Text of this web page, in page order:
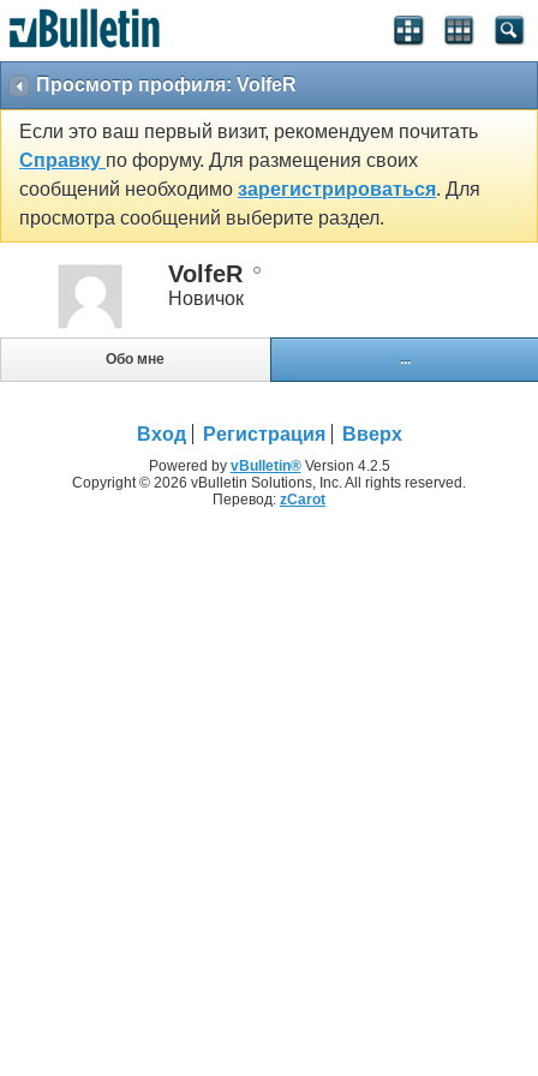
Просмотр профиля: VolfeR
Если это ваш первый визит, рекомендуем почитать
Справку по форуму. Для размещения своих
сообщений необходимо зарегистрироваться. Для
просмотра сообщений выберите раздел.
VolfeR
Новичок
Обо мне ...
Вход Регистрация Вверх
Powered by vBulletin®Version 4.2.5
Copyright © 2026 vBulletin Solutions, Inc. All rights reserved.
Перевод: zCarot